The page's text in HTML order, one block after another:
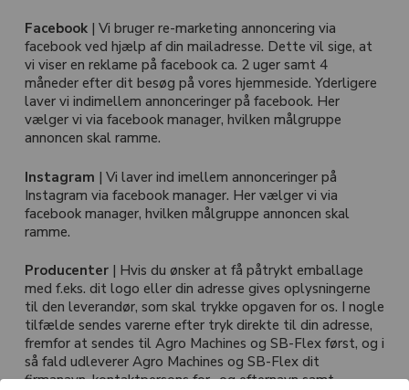
Facebook | Vi bruger re-marketing annoncering via
facebook ved hjælp af din mailadresse. Dette vil sige, at
vi viser en reklame på facebook ca. 2 uger samt 4
måneder efter dit besøg på vores hjemmeside. Yderligere
laver vi indimellem annonceringer på facebook. Her
vælger vi via facebook manager, hvilken målgruppe
annoncen skal ramme.
Instagram | Vi laver ind imellem annonceringer på
Instagram via facebook manager. Her vælger vi via
facebook manager, hvilken målgruppe annoncen skal
ramme.
Producenter | Hvis du ønsker at få påtrykt emballage
med f.eks. dit logo eller din adresse gives oplysningerne
til den leverandør, som skal trykke opgaven for os. I nogle
tilfælde sendes varerne efter tryk direkte til din adresse,
fremfor at sendes til Agro Machines og SB-Flex først, og i
så fald udleverer Agro Machines og SB-Flex dit
firmanavn, kontaktpersons for- og efternavn samt